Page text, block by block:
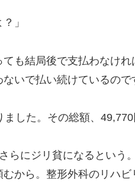
」
も結局後で支払わなけれ
いで払い続けているので
した。その総額、49,770
にジリ貧になるという
から。整形外科のリハ